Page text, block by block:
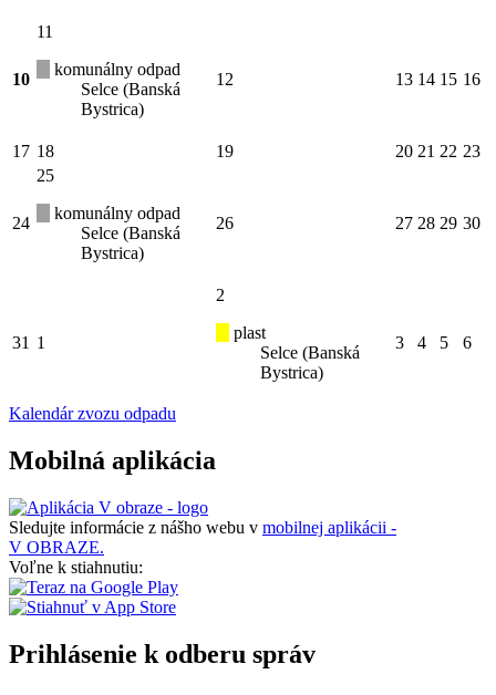
10
11
komunálny odpad
Selce (Banská
Bystrica)
12 13 14 15 16
17 18 19 20 21 22 23
24
25
komunálny odpad
Selce (Banská
Bystrica)
26 27 28 29 30
31 1
2
plast
Selce (Banská
Bystrica)
3 4 5 6
Kalendár zvozu odpadu
Mobilná aplikácia
Sledujte informácie z nášho webu v mobilnej aplikácii -
V OBRAZE.
Voľne k stiahnutiu:
Prihlásenie k odberu správ